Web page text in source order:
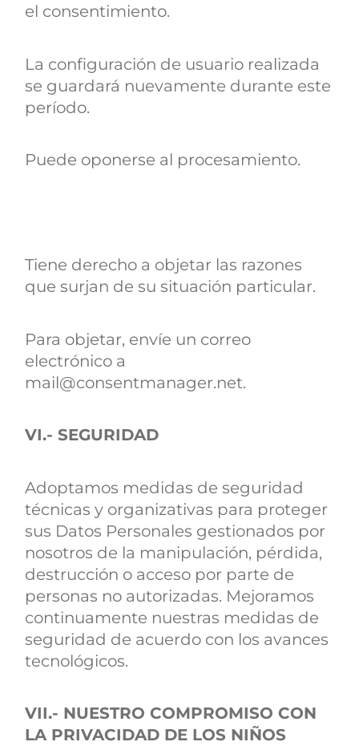
el consentimiento.
La configuración de usuario realizada
se guardará nuevamente durante este
período.
Puede oponerse al procesamiento.
Tiene derecho a objetar las razones
que surjan de su situación particular.
Para objetar, envíe un correo
electrónico a
mail@consentmanager.net.
VI.- SEGURIDAD
Adoptamos medidas de seguridad
técnicas y organizativas para proteger
sus Datos Personales gestionados por
nosotros de la manipulación, pérdida,
destrucción o acceso por parte de
personas no autorizadas. Mejoramos
continuamente nuestras medidas de
seguridad de acuerdo con los avances
tecnológicos.
VII.- NUESTRO COMPROMISO CON
LA PRIVACIDAD DE LOS NIÑOS